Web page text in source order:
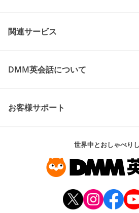
関連サービス
DMM英会話について
お客様サポート
世界中とおしゃべり